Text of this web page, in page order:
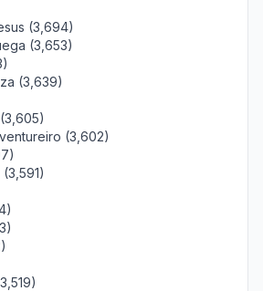
(3,694)
(3,653)
(3,639)
(3,602)